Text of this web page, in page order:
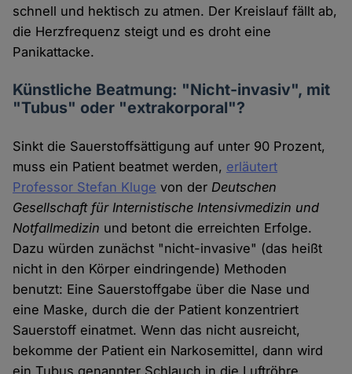
schnell und hektisch zu atmen. Der Kreislauf fällt ab,
die Herzfrequenz steigt und es droht eine
Panikattacke.
Künstliche Beatmung: "Nicht-invasiv", mit
"Tubus" oder "extrakorporal"?
Sinkt die Sauerstoffsättigung auf unter 90 Prozent,
muss ein Patient beatmet werden, erläutert
Professor Stefan Kluge von derDeutschen
Gesellschaft für Internistische Intensivmedizin und
Notfallmedizin und betont die erreichten Erfolge.
Dazu würden zunächst "nicht-invasive" (das heißt
nicht in den Körper eindringende) Methoden
benutzt: Eine Sauerstoffgabe über die Nase und
eine Maske, durch die der Patient konzentriert
Sauerstoff einatmet. Wenn das nicht ausreicht,
bekomme der Patient ein Narkosemittel, dann wird